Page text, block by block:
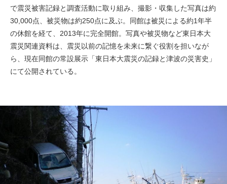
で震災被害記録と調査活動に取り組み、撮影・収集した写真は約
30,000点、被災物は約250点に及ぶ。同館は被災による約1年半
の休館を経て、2013年に完全開館。写真や被災物など東日本大
震災関連資料は、震災以前の記憶を未来に繋ぐ役割を担いなが
ら、現在同館の常設展示「東日本大震災の記録と津波の災害史」
にて公開されている。